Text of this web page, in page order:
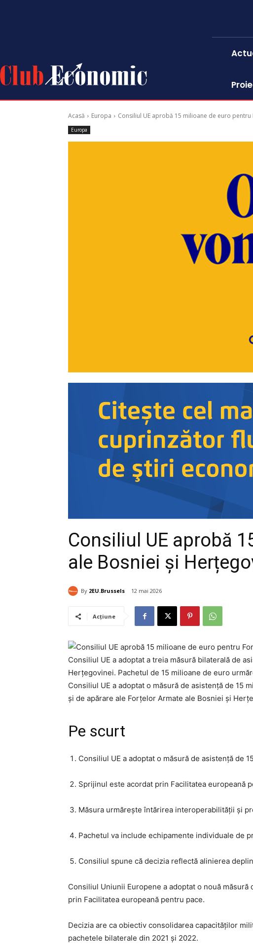
Acasă Europa Consiliul UE aprobă 15 milioane de euro pentru
Europa
Consiliul UE aprobă
ale Bosniei și
By 2EU.Brussels 12 mai 2026
Acțiune
Consiliul UE a adoptat a treia măsură bilaterală de
Herțegovinei. Pachetul de 15 milioane de euro
Consiliul UE a adoptat o măsură de asistență de 15
și de apărare ale Forțelor Armate ale Bosniei și
Pe scurt
Consiliul UE a adoptat o măsură de asistență de
Sprijinul este acordat prin Facilitatea europeană
Măsura urmărește întărirea interoperabilității și
Pachetul va include echipamente individuale de
Consiliul spune că decizia reflectă alinierea
Consiliul Uniunii Europene a adoptat o nouă
prin Facilitatea europeană pentru pace.
Decizia are ca obiectiv consolidarea capacităților
pachetele bilaterale din 2021 și 2022.